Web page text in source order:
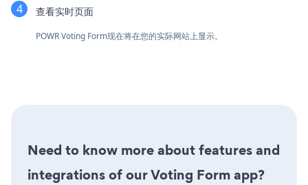
查看实时页面
POWR Voting Form现在将在您的实际网站上显示。
Need to know more about features and
integrations of our Voting Form app?